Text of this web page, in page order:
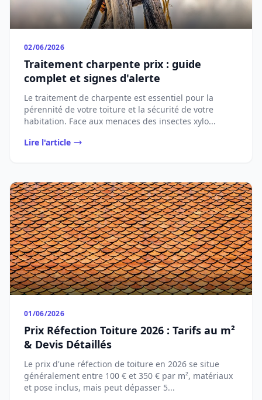
02/06/2026
Traitement charpente prix : guide
complet et signes d'alerte
Le traitement de charpente est essentiel pour la
pérennité de votre toiture et la sécurité de votre
habitation. Face aux menaces des insectes xylo...
Lire l'article
01/06/2026
Prix Réfection Toiture 2026 : Tarifs au m²
& Devis Détaillés
Le prix d'une réfection de toiture en 2026 se situe
généralement entre 100 € et 350 € par m², matériaux
et pose inclus, mais peut dépasser 5...